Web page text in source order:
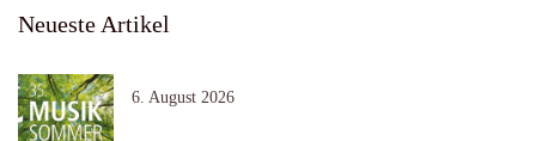
Neueste Artikel
6. August 2026